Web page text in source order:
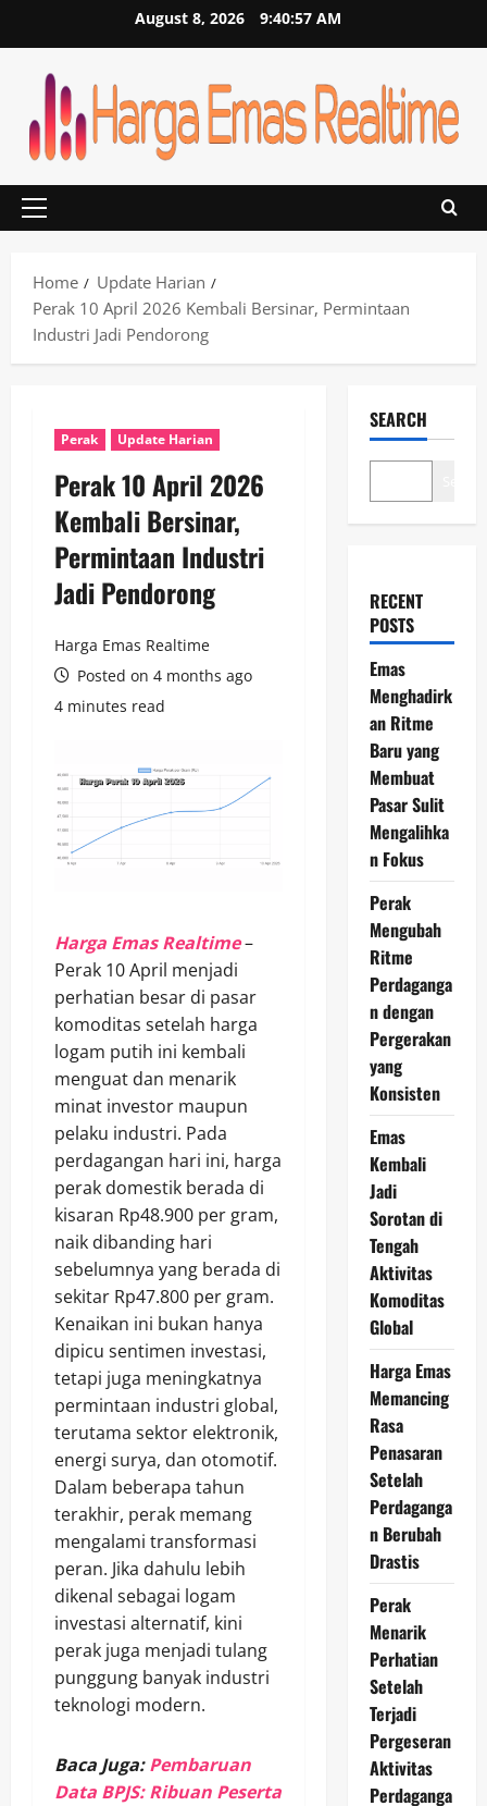
August 8, 2026 9:40:57 AM
Primary
Home
Update Harian
Perak 10 April 2026 Kembali Bersinar, Permintaan
Industri Jadi Pendorong
Perak Update Harian
Perak 10 April 2026
Kembali Bersinar,
Permintaan Industri
Jadi Pendorong
Harga Emas Realtime
Posted on 4 months ago
4 minutes read
Harga Emas Realtime–
Perak 10 April menjadi
perhatian besar di pasar
komoditas setelah harga
logam putih ini kembali
menguat dan menarik
minat investor maupun
pelaku industri. Pada
perdagangan hari ini, harga
perak domestik berada di
kisaran Rp48.900 per gram,
naik dibanding hari
sebelumnya yang berada di
sekitar Rp47.800 per gram.
Kenaikan ini bukan hanya
dipicu sentimen investasi,
tetapi juga meningkatnya
permintaan industri global,
terutama sektor elektronik,
energi surya, dan otomotif.
Dalam beberapa tahun
terakhir, perak memang
mengalami transformasi
peran. Jika dahulu lebih
dikenal sebagai logam
investasi alternatif, kini
perak juga menjadi tulang
punggung banyak industri
teknologi modern.
Baca Juga:Pembaruan
Data BPJS: Ribuan Peserta
SEARCH
RECENT
POSTS
Emas
Menghadirk
an Ritme
Baru yang
Membuat
Pasar Sulit
Mengalihka
n Fokus
Perak
Mengubah
Ritme
Perdaganga
n dengan
Pergerakan
yang
Konsisten
Emas
Kembali
Jadi
Sorotan di
Tengah
Aktivitas
Komoditas
Global
Harga Emas
Memancing
Rasa
Penasaran
Setelah
Perdaganga
n Berubah
Drastis
Perak
Menarik
Perhatian
Setelah
Terjadi
Pergeseran
Aktivitas
Perdaganga